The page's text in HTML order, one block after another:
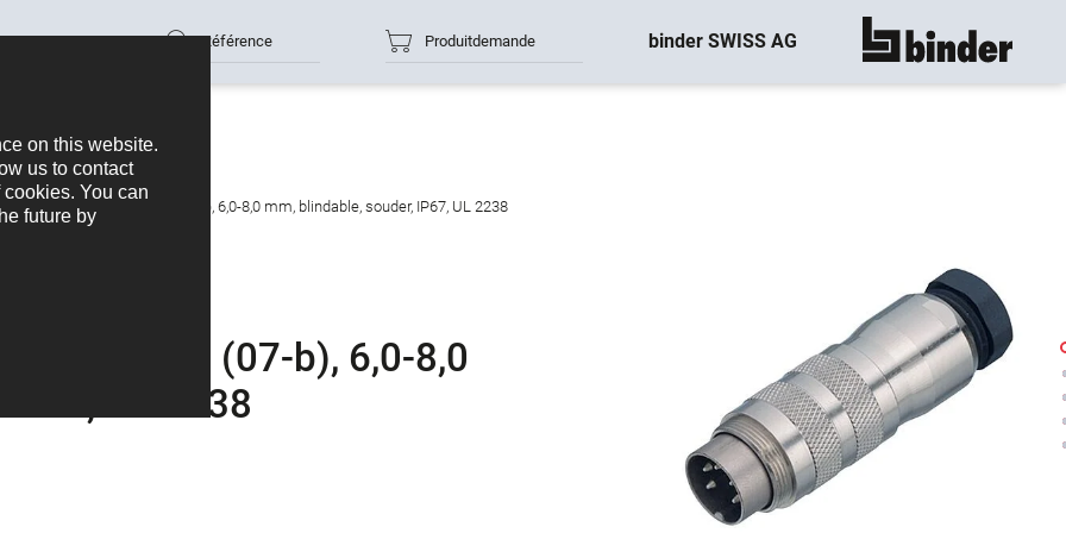
Référence Produitdemande binder SWISS AG montre tout
mâle, Contacts: 7 (07-b), 6,0-8,0 mm, blindable, souder, IP67, UL 2238
7 (07-b), 6,0-8,0
UL 2238